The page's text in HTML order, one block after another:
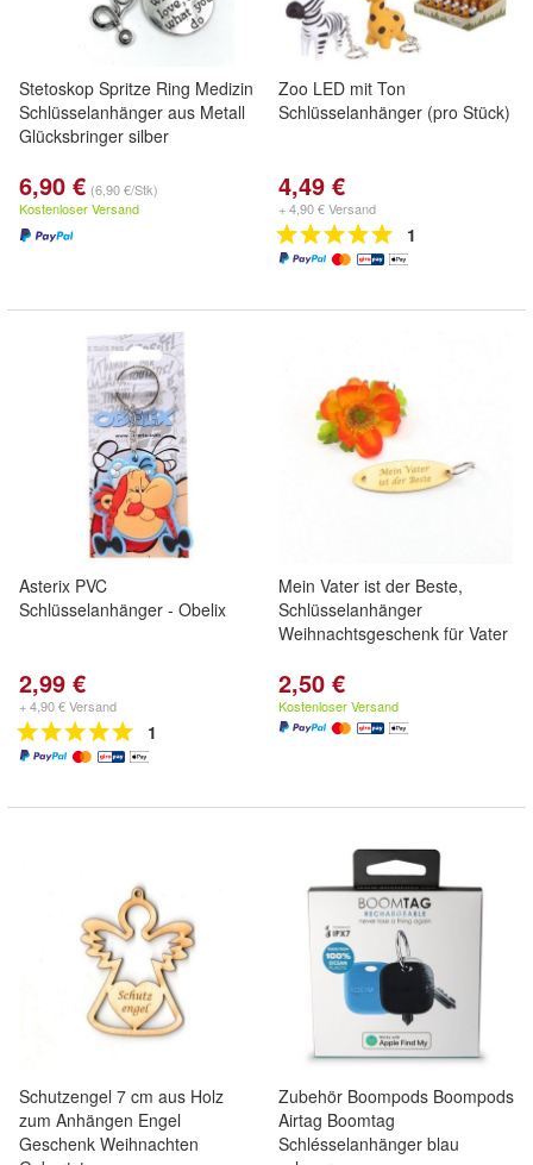
Stetoskop Spritze Ring Medizin
Schlüsselanhänger aus Metall
Glücksbringer silber
6,90 € (6,90 €/Stk)
Kostenloser Versand
Zoo LED mit Ton
Schlüsselanhänger (pro Stück)
4,49 €
+ 4,90 € Versand
1
Asterix PVC
Schlüsselanhänger - Obelix
2,99 €
+ 4,90 € Versand
1
Mein Vater ist der Beste,
Schlüsselanhänger
Weihnachtsgeschenk für Vater
2,50 €
Kostenloser Versand
Schutzengel 7 cm aus Holz
zum Anhängen Engel
Geschenk Weihnachten
Zubehör Boompods Boompods
Airtag Boomtag
Schlésselanhänger blau